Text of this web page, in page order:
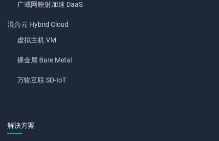
广域网映射加速 DaaS
混合云 Hybrid Cloud
虚拟主机 VM
裸金属 Bare Metal
万物互联 SD-IoT
解決方案